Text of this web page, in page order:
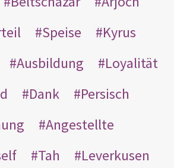
Speise
Kyrus
Ausbildung
Loyalität
Dank
Persisch
Angestellte
Tah
Leverkusen